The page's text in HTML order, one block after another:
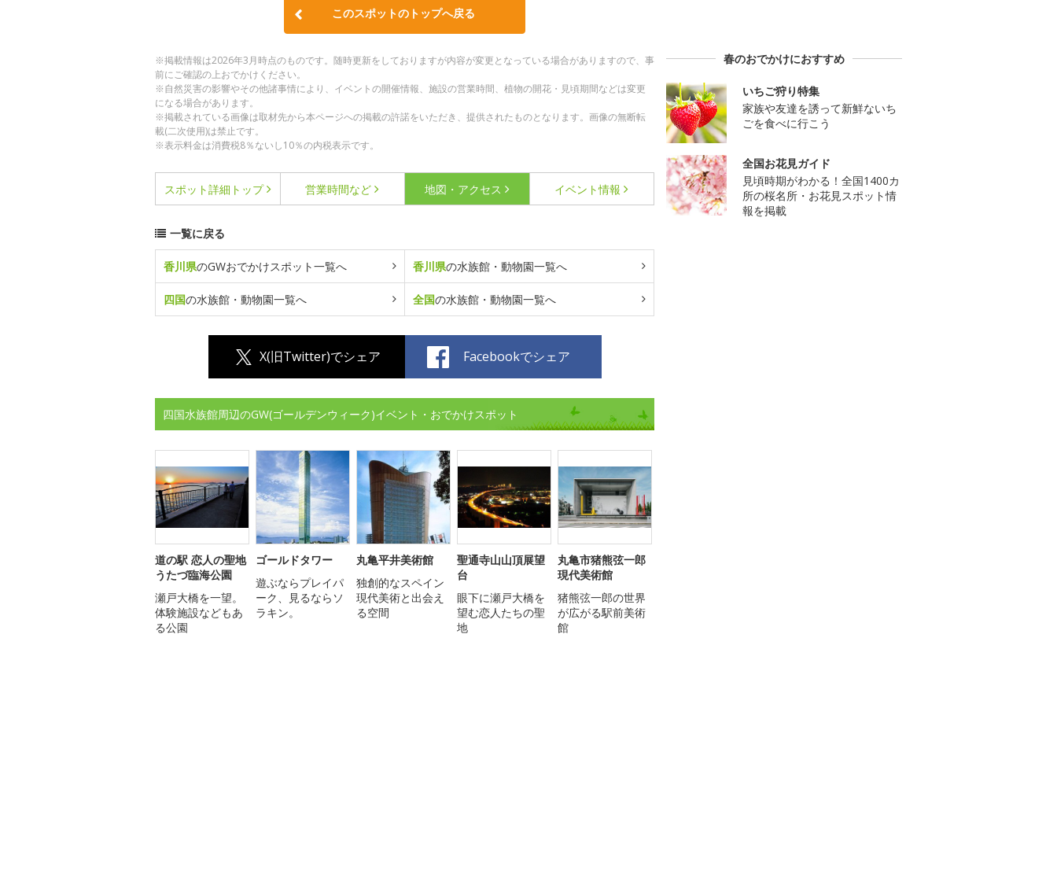
このスポットのトップへ戻る
※掲載情報は2026年3月時点のものです。随時更新をしておりますが内容が変更となっている場合がありますので、事
前にご確認の上おでかけください。
※自然災害の影響やその他諸事情により、イベントの開催情報、施設の営業時間、植物の開花・見頃期間などは変更
になる場合があります。
※掲載されている画像は取材先から本ページへの掲載の許諾をいただき、提供されたものとなります。画像の無断転
載(二次使用)は禁止です。
※表示料金は消費税8％ないし10％の内税表示です。
スポット詳細 トップ 営業時間など 地図・アクセス イベント情報
一覧に戻る
香川県のGWおでかけスポット一覧へ 香川県の水族館・動物園一覧へ
四国の水族館・動物園一覧へ 全国の水族館・動物園一覧へ
X(旧Twitter)でシェア Facebookでシェア
四国水族館周辺のGW(ゴールデンウィーク)イベント・おでかけスポット
道の駅 恋人の聖地
うたづ臨海公園
瀬戸大橋を一望。
体験施設などもあ
る公園
ゴールドタワー
遊ぶならプレイパ
ーク、見るならソ
ラキン。
丸亀平井美術館
独創的なスペイン
現代美術と出会え
る空間
聖通寺山山頂展望
台
眼下に瀬戸大橋を
望む恋人たちの聖
地
丸亀市猪熊弦一郎
現代美術館
猪熊弦一郎の世界
が広がる駅前美術
館
春のおでかけにおすすめ
いちご狩り特集
家族や友達を誘って新鮮ないち
ごを食べに行こう
全国お花見ガイド
見頃時期がわかる！全国1400カ
所の桜名所・お花見スポット情
報を掲載